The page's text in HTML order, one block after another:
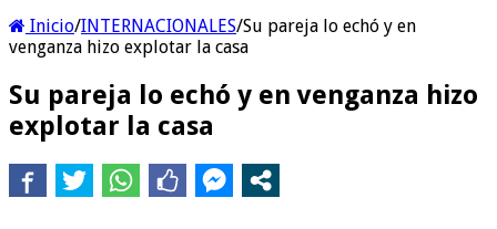
Inicio/INTERNACIONALES/Su pareja lo echó y en
venganza hizo explotar la casa
Su pareja lo echó y en venganza hizo
explotar la casa